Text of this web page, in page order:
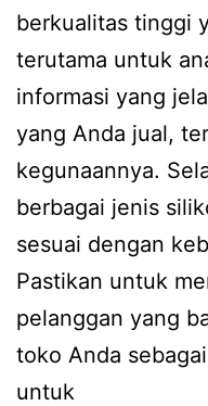
berkualitas tinggi
terutama untuk
informasi yang
yang Anda jual,
kegunaannya.
berbagai jenis
sesuai dengan
Pastikan untuk
pelanggan yang
toko Anda
untuk